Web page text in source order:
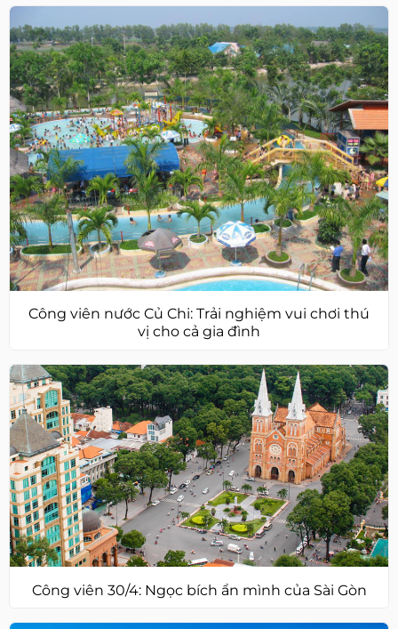
Công viên nước Củ Chi: Trải nghiệm vui chơi thú
vị cho cả gia đình
Công viên 30/4: Ngọc bích ẩn mình của Sài Gòn